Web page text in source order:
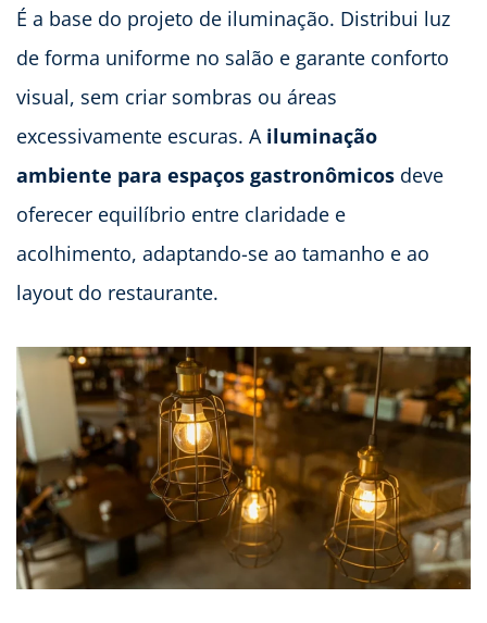
É a base do projeto de iluminação. Distribui luz
de forma uniforme no salão e garante conforto
visual, sem criar sombras ou áreas
excessivamente escuras. A iluminação
ambiente para espaços gastronômicos deve
oferecer equilíbrio entre claridade e
acolhimento, adaptando-se ao tamanho e ao
layout do restaurante.